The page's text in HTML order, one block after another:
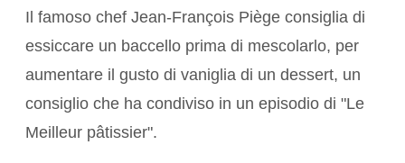
Il famoso chef Jean-François Piège consiglia di
essiccare un baccello prima di mescolarlo, per
aumentare il gusto di vaniglia di un dessert, un
consiglio che ha condiviso in un episodio di "Le
Meilleur pâtissier".